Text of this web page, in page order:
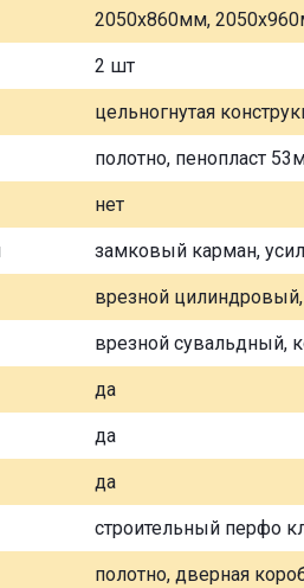
2050х860мм,
2 шт
цельногнутая
полотно, пенопласт
нет
замковый карман,
врезной
врезной сувальдный,
да
да
да
строительный перфо
полотно, дверная